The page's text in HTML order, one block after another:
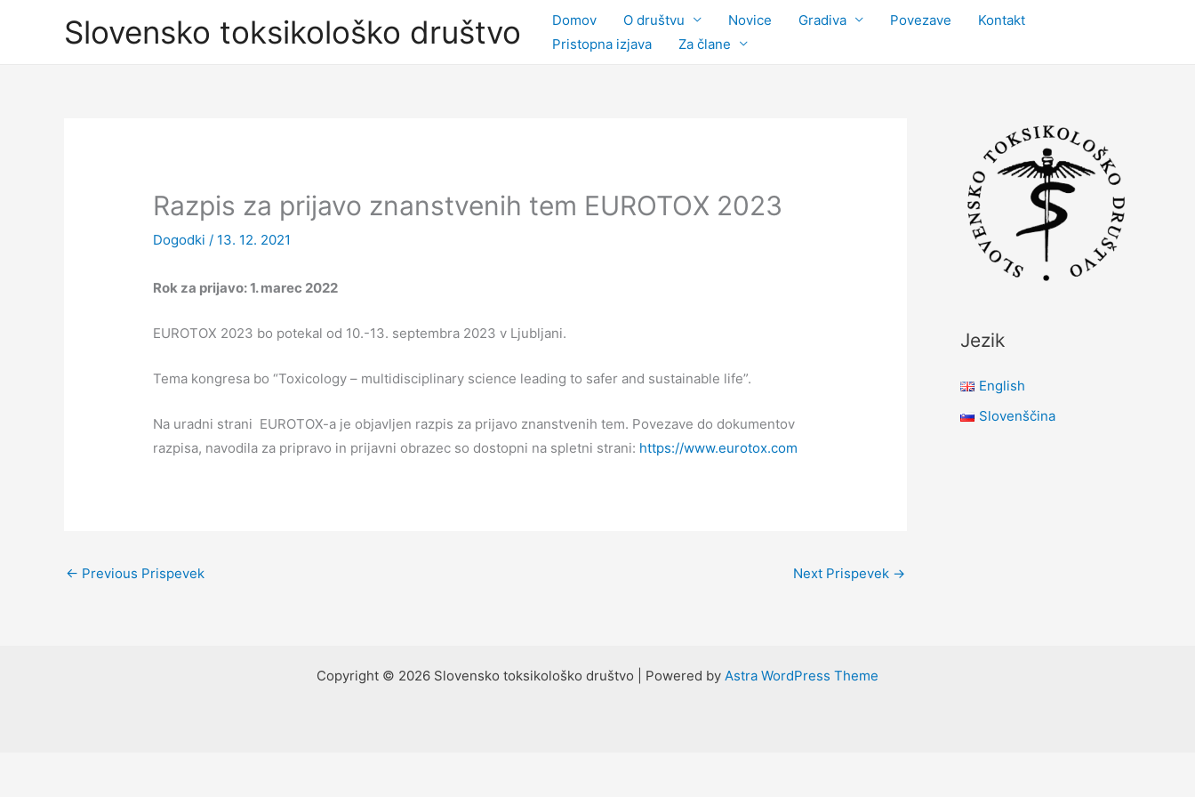
Slovensko toksikološko društvo Domov O društvu Novice Gradiva Povezave
Kontakt
Pristopna izjava
Za člane
Razpis za prijavo znanstvenih tem EUROTOX 2023
Dogodki / 13. 12. 2021
Rok za prijavo: 1. marec 2022
EUROTOX 2023 bo potekal od 10.-13. septembra 2023 v Ljubljani.
Tema kongresa bo “Toxicology – multidisciplinary science leading to safer and sustainable life”.
Na uradni strani EUROTOX-a je objavljen razpis za prijavo znanstvenih tem. Povezave do dokumentov
razpisa, navodila za pripravo in prijavni obrazec so dostopni na spletni strani: https://www.eurotox.com
← Previous Prispevek Next Prispevek →
Jezik
English
Slovenščina
Copyright © 2026 Slovensko toksikološko društvo | Powered by Astra WordPress Theme